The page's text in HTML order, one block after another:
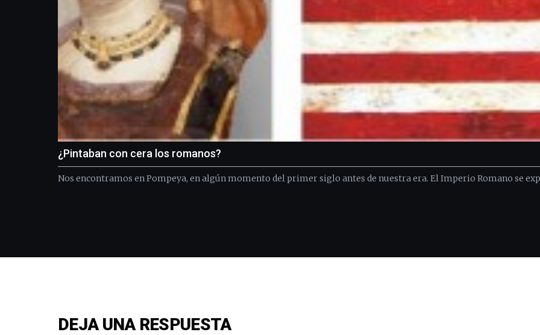
¿Pintaban con cera los romanos?
Nos encontramos en Pompeya, en algún momento del primer siglo antes de nuestra era. El Imperio Romano se
DEJA UNA RESPUESTA